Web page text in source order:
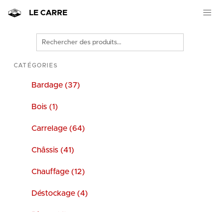
LE CARRE
Rechercher
des
produits
CATÉGORIES
Bardage (37)
Bois (1)
Carrelage (64)
Châssis (41)
Chauffage (12)
Déstockage (4)